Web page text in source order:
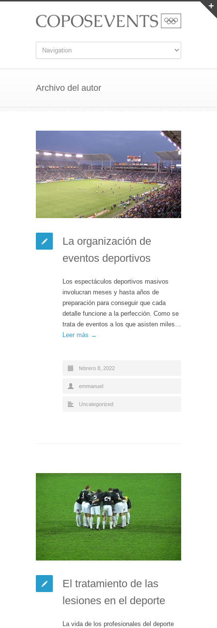
Archivo del autor
La organización de
eventos deportivos
Los espectáculos deportivos masivos
involucran meses y hasta años de
preparación para conseguir que cada
detalle funcione a la perfección. Como se
trata de eventos a los que asisten miles…
Leer más →
febrero 8, 2022
emmanuel
Uncategorized
El tratamiento de las
lesiones en el deporte
La vida de los profesionales del deporte